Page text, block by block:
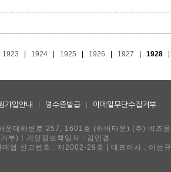
1923 1924 1925 1926 1927 1928
가입안내 영수증발급 이메일무단수집거부
운대해변로 257, 1601호 (하버타운) (주) 비즈폼
)ㅣ개인정보책임자 : 김민경
업 신고번호 : 제2002-29호 | 대표이사 : 이선규